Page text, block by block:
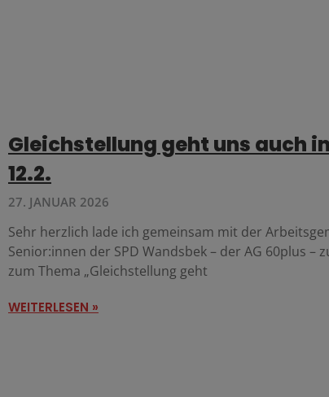
Gleichstellung geht uns auch
12.2.
27. JANUAR 2026
Sehr herzlich lade ich gemeinsam mit der
Senior:innen der SPD Wandsbek – der AG 60plus –
zum Thema „Gleichstellung geht
WEITERLESEN »